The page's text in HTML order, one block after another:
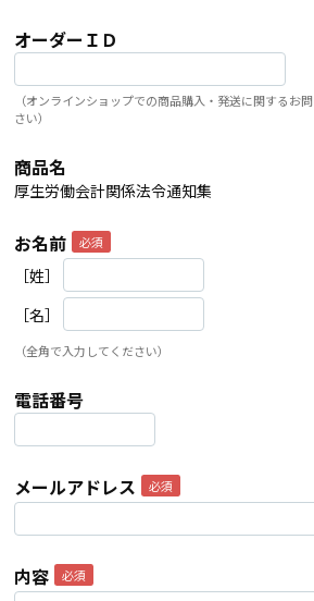
オーダーＩＤ
（オンラインショップでの商品購入・発送に関するお
さい）
商品名
厚生労働会計関係法令通知集
お名前
［姓］
［名］
（全角で入力してください）
電話番号
メールアドレス
内容